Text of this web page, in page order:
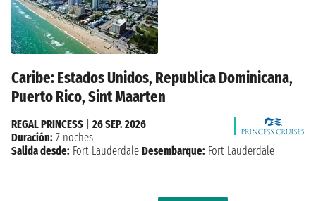
Caribe: Estados Unidos, Republica Dominicana,
Puerto Rico, Sint Maarten
REGAL PRINCESS
26 SEP. 2026
Duración: 7 noches
Salida desde: Fort Lauderdale Desembarque: Fort Lauderdale